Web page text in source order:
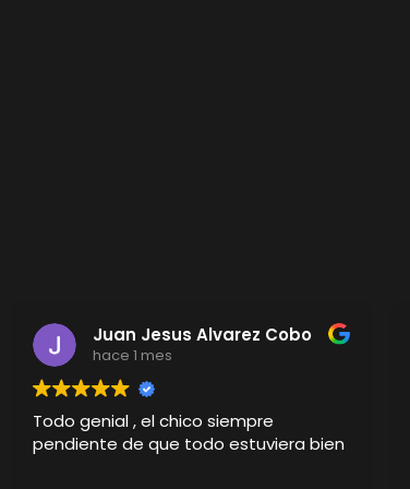
Juan Jesus Alvarez Cobo
hace 1 mes
Todo genial , el chico siempre
pendiente de que todo estuviera bien